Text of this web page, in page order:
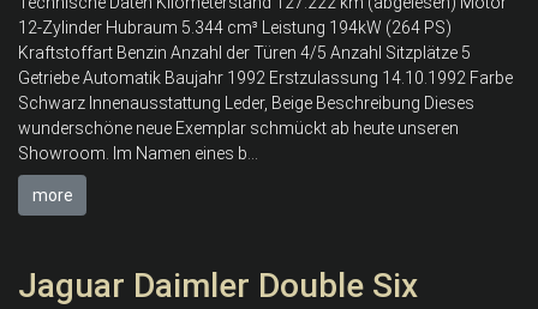
12-Zylinder Hubraum 5.344 cm³ Leistung 194kW (264 PS)
Kraftstoffart Benzin Anzahl der Türen 4/5 Anzahl Sitzplätze 5
Getriebe Automatik Baujahr 1992 Erstzulassung 14.10.1992 Farbe
Schwarz Innenausstattung Leder, Beige Beschreibung Dieses
wunderschöne neue Exemplar schmückt ab heute unseren
Showroom. Im Namen eines b...
more
Jaguar Daimler Double Six